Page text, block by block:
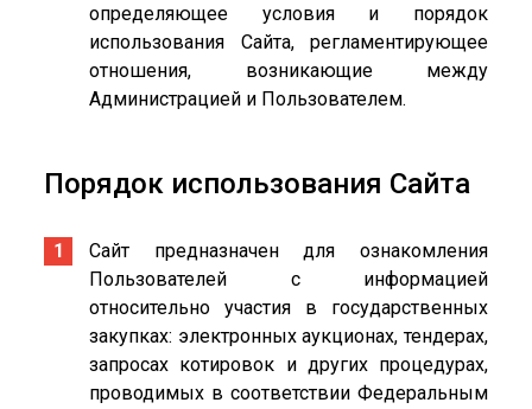
определяющее условия и порядок
использования Сайта, регламентирующее
отношения, возникающие между
Администрацией и Пользователем.
Порядок использования Сайта
Сайт предназначен для ознакомления
Пользователей с информацией
относительно участия в государственных
закупках: электронных аукционах, тендерах,
запросах котировок и других процедурах,
проводимых в соответствии Федеральным